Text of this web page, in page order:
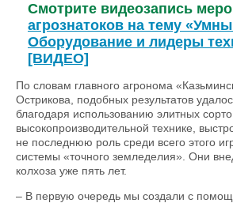
Смотрите видеозапись
агрознатоков на тему
Оборудование и лидеры
[ВИДЕО]
По словам главного агронома
Острикова, подобных результатов
благодаря использованию элитных
высокопроизводительной технике,
не последнюю роль среди всего этого
системы «точного земледелия». Они
колхоза уже пять лет.
– В первую очередь мы создали с